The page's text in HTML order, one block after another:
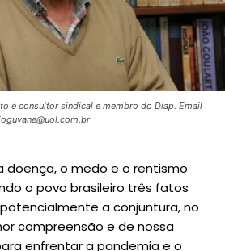
é consultor sindical e membro do Diap. Email
doença, o medo e o rentismo
o povo brasileiro três fatos
a conjuntura, no
compreensão e de nossa
enfrentar a pandemia e o